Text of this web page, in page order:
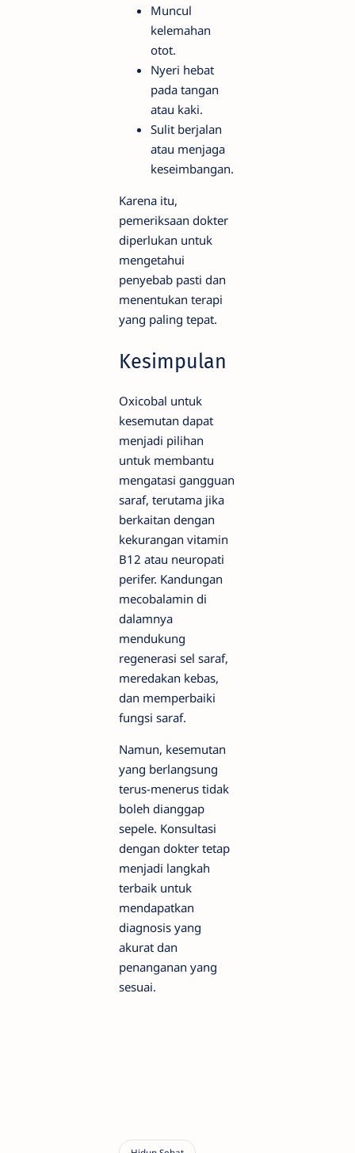
Muncul
kelemahan
otot.
Nyeri hebat
pada tangan
atau kaki.
Sulit berjalan
atau menjaga
keseimbangan.
Karena itu,
pemeriksaan dokter
diperlukan untuk
mengetahui
penyebab pasti dan
menentukan terapi
yang paling tepat.
Kesimpulan
Oxicobal untuk
kesemutan dapat
menjadi pilihan
untuk membantu
mengatasi gangguan
saraf, terutama jika
berkaitan dengan
kekurangan vitamin
B12 atau neuropati
perifer. Kandungan
mecobalamin di
dalamnya
mendukung
regenerasi sel saraf,
meredakan kebas,
dan memperbaiki
fungsi saraf.
Namun, kesemutan
yang berlangsung
terus-menerus tidak
boleh dianggap
sepele. Konsultasi
dengan dokter tetap
menjadi langkah
terbaik untuk
mendapatkan
diagnosis yang
akurat dan
penanganan yang
sesuai.